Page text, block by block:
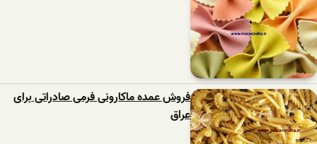
فروش عمده ماکارونی فرمی صادراتی برای
عراق